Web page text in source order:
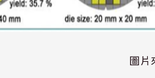
圖片